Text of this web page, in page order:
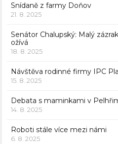
Snídaně z farmy Doňov
21. 8. 2025
Senátor Chalupský: Malý
ožívá
18. 8. 2025
Návštěva rodinné firmy IPC
15. 8. 2025
Debata s maminkami v
14. 8. 2025
Roboti stále více mezi námi
6. 8. 2025